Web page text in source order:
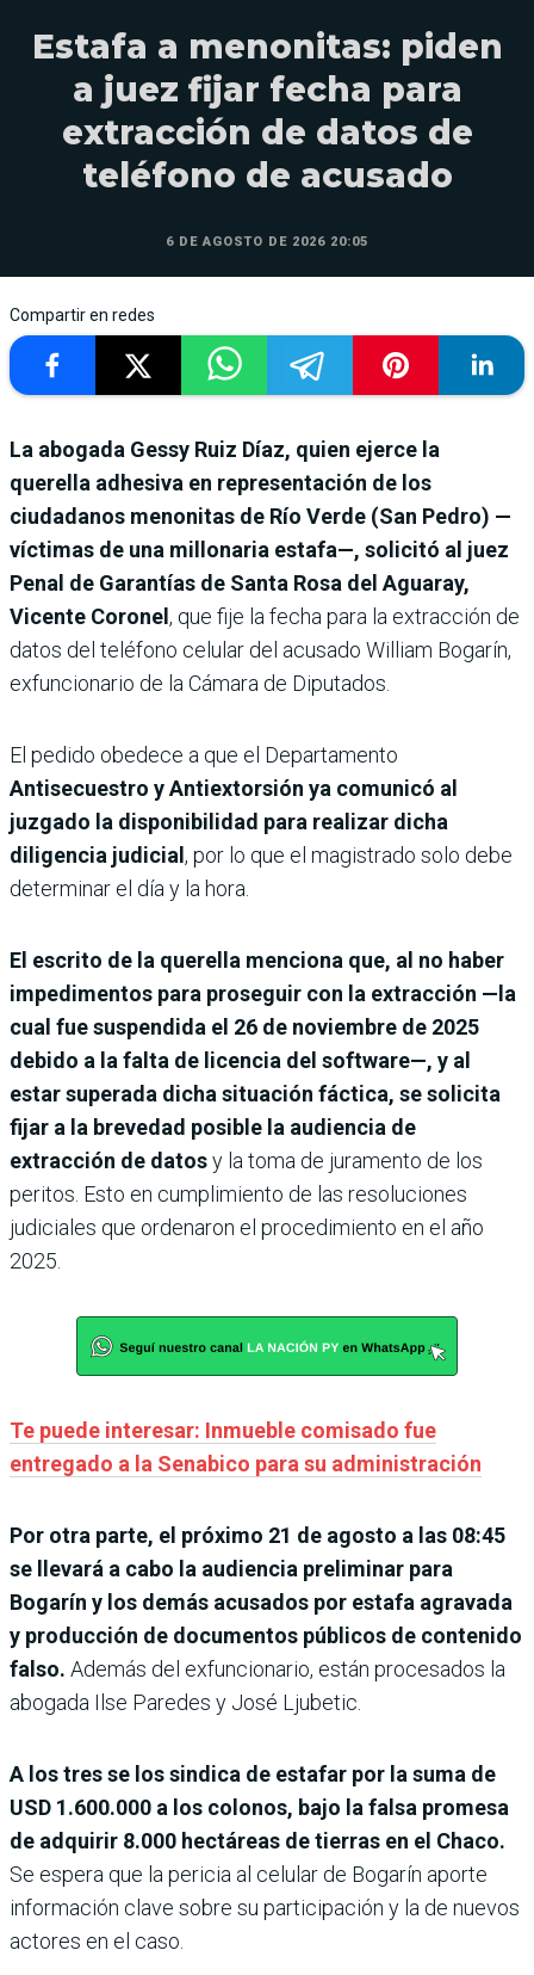
Estafa a menonitas: piden
a juez fijar fecha para
extracción de datos de
teléfono de acusado
6 DE AGOSTO DE 2026 20:05
Compartir en redes
La abogada Gessy Ruiz Díaz, quien ejerce la
querella adhesiva en representación de los
ciudadanos menonitas de Río Verde (San Pedro) —
víctimas de una millonaria estafa—, solicitó al juez
Penal de Garantías de Santa Rosa del Aguaray,
Vicente Coronel , que fije la fecha para la extracción de
datos del teléfono celular del acusado William Bogarín,
exfuncionario de la Cámara de Diputados.
El pedido obedece a que el Departamento
Antisecuestro y Antiextorsión ya comunicó al
juzgado la disponibilidad para realizar dicha
diligencia judicial , por lo que el magistrado solo debe
determinar el día y la hora.
El escrito de la querella menciona que, al no haber
impedimentos para proseguir con la extracción —la
cual fue suspendida el 26 de noviembre de 2025
debido a la falta de licencia del software—, y al
estar superada dicha situación fáctica, se solicita
fijar a la brevedad posible la audiencia de
extracción de datosy la toma de juramento de los
peritos. Esto en cumplimiento de las resoluciones
judiciales que ordenaron el procedimiento en el año
2025.
Te puede interesar: Inmueble comisado fue
entregado a la Senabico para su administración
Por otra parte, el próximo 21 de agosto a las 08:45
se llevará a cabo la audiencia preliminar para
Bogarín y los demás acusados por estafa agravada
y producción de documentos públicos de contenido
falso. Además del exfuncionario, están procesados la
abogada Ilse Paredes y José Ljubetic.
A los tres se los sindica de estafar por la suma de
USD 1.600.000 a los colonos, bajo la falsa promesa
de adquirir 8.000 hectáreas de tierras en el Chaco.
Se espera que la pericia al celular de Bogarín aporte
información clave sobre su participación y la de nuevos
actores en el caso.